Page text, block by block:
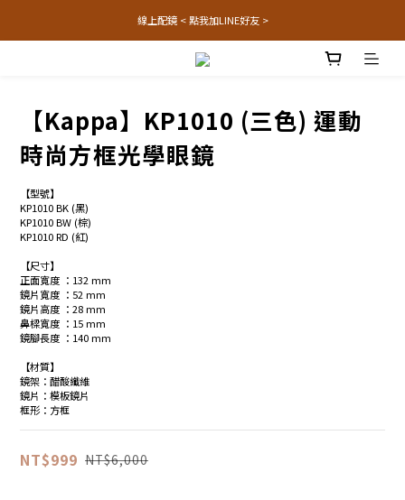
線上配鏡 < 點我加LINE好友 >
【Kappa】KP1010 (三色) 運動
時尚方框光學眼鏡
【型號】
KP1010 BK (黑)
KP1010 BW (棕)
KP1010 RD (紅)
【尺寸】
正面寬度 ：132 mm
鏡片寬度 ：52 mm
鏡片高度 ：28 mm
鼻樑寬度 ：15 mm
鏡腳長度 ：140 mm
【材質】
鏡架：醋酸纖維
鏡片：模板鏡片
框形：方框
NT$999 NT$6,000